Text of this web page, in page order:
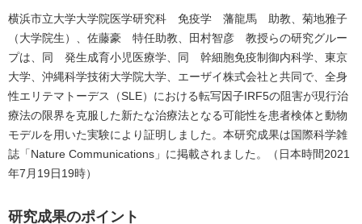
横浜市立大学大学院医学研究科 免疫学 藩龍馬 助教、菊地雅子
（大学院生）、佐藤豪 特任助教、田村智彦 教授らの研究グルー
プは、同 発生成育小児医療学、同 幹細胞免疫制御内科学、東京
大学、沖縄科学技術大学院大学、エーザイ株式会社と共同で、全身
性エリテマトーデス（SLE）における転写因子IRF5の阻害が現行治
療法の限界を克服した新たな治療法となる可能性を患者検体と動物
モデルを用いた実験により証明しました。本研究成果は国際科学雑
誌「Nature Communications」に掲載されました。（日本時間2021
年7月19日19時）
研究成果のポイント